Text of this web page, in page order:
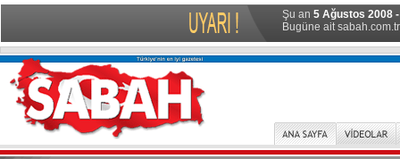
Şu an 5 Ağustos 2008 -
Bugüne ait